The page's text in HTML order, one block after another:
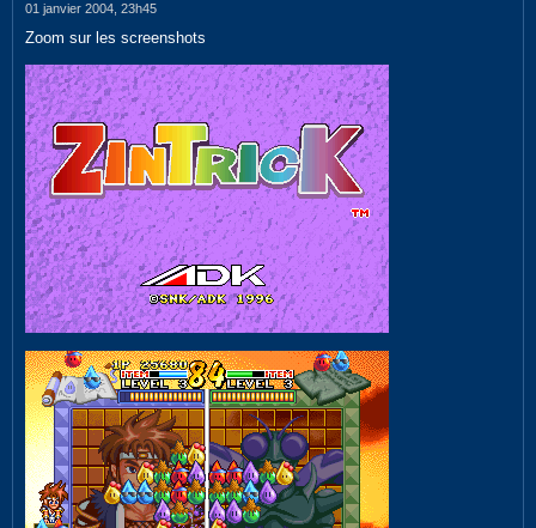
01 janvier 2004, 23h45
Zoom sur les screenshots